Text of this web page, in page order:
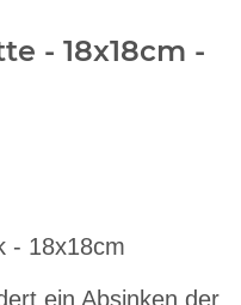
- 18x18cm -
- 18x18cm
ein Absinken der